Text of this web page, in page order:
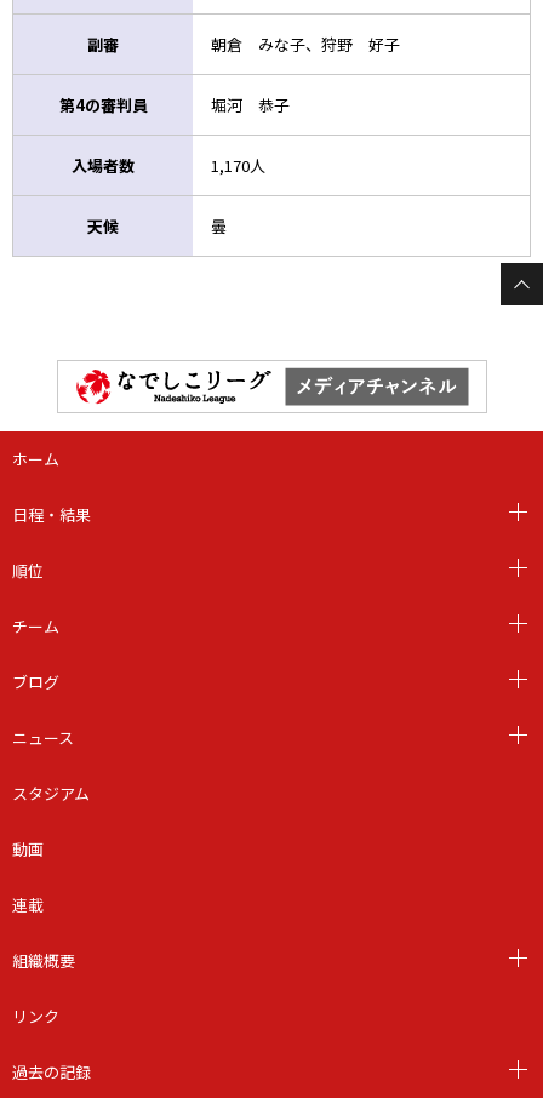
副審 朝倉 みな子、狩野 好子
第4の審判員 堀河 恭子
入場者数 1,170人
天候 曇
ホーム
日程・結果
順位
チーム
ブログ
ニュース
スタジアム
動画
連載
組織概要
リンク
過去の記録